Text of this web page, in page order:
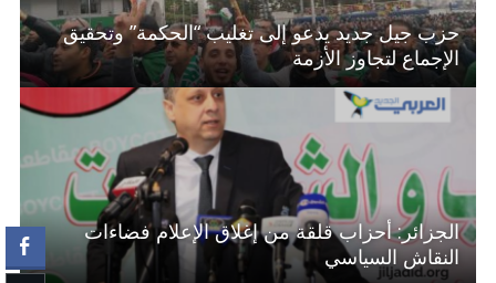
حزب جيل جديد يدعو إلى تغليب “الحكمة” وتحقيق
الإجماع لتجاوز الأزمة
الجزائر: أحزاب قلقة من إغلاق الإعلام فضاءات
النقاش السياسي